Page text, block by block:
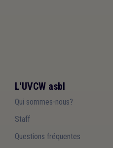
L'UVCW asbl
Qui sommes-nous?
Staff
Questions fréquentes